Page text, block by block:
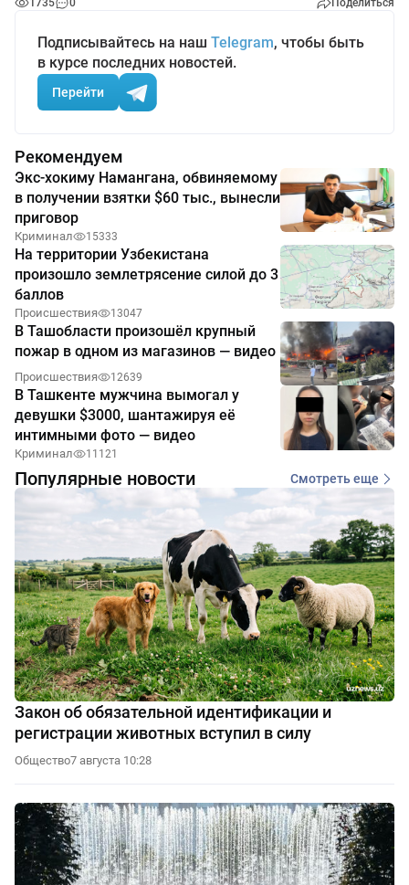
1735 0 Поделиться
Подписывайтесь на наш Telegram, чтобы быть
в курсе последних новостей.
Перейти
Рекомендуем
Экс-хокиму Намангана, обвиняемому
в получении взятки $60 тыс., вынесли
приговор
Криминал 15333
На территории Узбекистана
произошло землетрясение силой до 3
баллов
Происшествия 13047
В Ташобласти произошёл крупный
пожар в одном из магазинов — видео
Происшествия 12639
В Ташкенте мужчина вымогал у
девушки $3000, шантажируя её
интимными фото — видео
Криминал 11121
Популярные новости Смотреть еще
Закон об обязательной идентификации и
регистрации животных вступил в силу
Общество7 августа 10:28